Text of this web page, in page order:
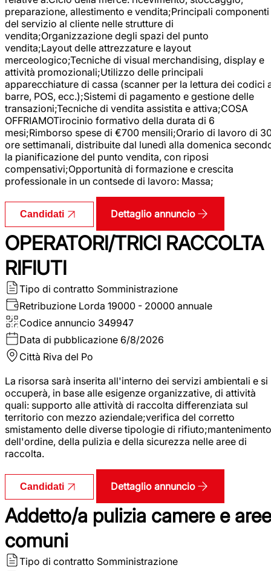
preparazione, allestimento e vendita;Principali componenti
del servizio al cliente nelle strutture di
vendita;Organizzazione degli spazi del punto
vendita;Layout delle attrezzature e layout
merceologico;Tecniche di visual merchandising, display e
attività promozionali;Utilizzo delle principali
apparecchiature di cassa (scanner per la lettura dei codici
barre, POS, ecc.);Sistemi di pagamento e gestione delle
transazioni;Tecniche di vendita assistita e attiva;COSA
OFFRIAMOTirocinio formativo della durata di 6
mesi;Rimborso spese di €700 mensili;Orario di lavoro di
ore settimanali, distribuite dal lunedì alla domenica
la pianificazione del punto vendita, con riposi
compensativi;Opportunità di formazione e crescita
professionale in un contsede di lavoro: Massa;
Candidati Dettaglio annuncio
OPERATORI/TRICI RACCOLTA
RIFIUTI
Tipo di contratto Somministrazione
Retribuzione Lorda 19000 - 20000 annuale
Codice annuncio 349947
Data di pubblicazione 6/8/2026
Città Riva del Po
La risorsa sarà inserita all'interno dei servizi ambientali e si
occuperà, in base alle esigenze organizzative, di attività
quali: supporto alle attività di raccolta differenziata sul
territorio con mezzo aziendale;verifica del corretto
smistamento delle diverse tipologie di rifiuto;mantenimento
dell'ordine, della pulizia e della sicurezza nelle aree di
raccolta.
Candidati Dettaglio annuncio
Addetto/a pulizia camere e aree
comuni
Tipo di contratto Somministrazione